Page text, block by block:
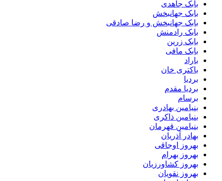
بابک جاهدی
بابک جهانبخش
بابک جهانبخش و رضا صادقی
بابک رادمنش
بابک زرین
بابک مافی
باراد
باکتری خان
بردیا
بردیا مقدم
برسام
بنیامین بهادری
بنیامین ذاکری
بنیامین قهرمان
بهادر آذریان
بهروز اوجاقی
بهروز بهرام
بهروز کشاورزیان
بهروز نقویان